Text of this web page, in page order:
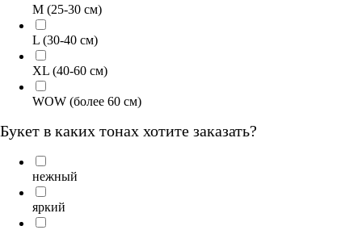
M (25-30 см)
L (30-40 см)
XL (40-60 cм)
WOW (более 60 см)
Букет в каких тонах хотите заказать?
нежный
яркий